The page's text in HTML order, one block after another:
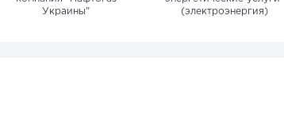
Украины"
(электроэнергия)